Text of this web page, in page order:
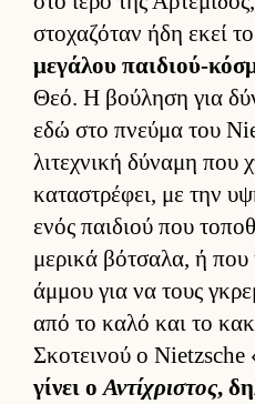
στοχαζόταν ήδη εκεί
μεγάλου παι­διού-
Θεό. Η βού­ληση για
εδώ στο πνεύμα του
λιτεχνική δύναμη που
καταστρέφει, με την
ενός παι­διού που
μερικά βότσαλα, ή
άμ­μου για να τους
από το καλό και το
Σκοτει­νού ο Nietzsche
γίνει οΑντίχριστος,